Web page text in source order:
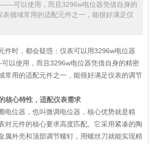
可以使用，而且3296w电位器凭借自身的
表领域常用的适配元件之一，能很好满足仪
件时，都会疑惑：仪表可以用3296w电位器
以使用，而且3296w电位器凭借自身的精密
常用的适配元件之一，能很好满足仪表的调节
核心特性，适配仪表需求
电位器，也叫微调电位器，核心优势就是精
对元件的核心要求高度匹配。它采用紧凑的陶
属外壳和顶部调节螺钉，用螺丝刀就能实现精